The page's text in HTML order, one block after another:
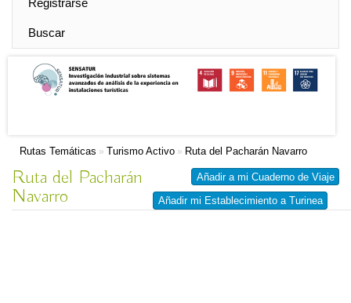
Registrarse
Buscar
Rutas Temáticas » Turismo Activo » Ruta del Pacharán Navarro
Añadir a mi Cuaderno de Viaje
Añadir mi Establecimiento a Turinea
Ruta del Pacharán
Navarro